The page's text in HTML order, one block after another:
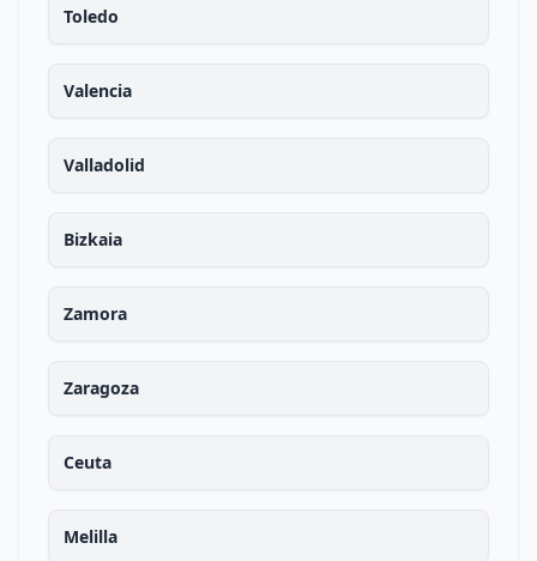
Toledo
Valencia
Valladolid
Bizkaia
Zamora
Zaragoza
Ceuta
Melilla